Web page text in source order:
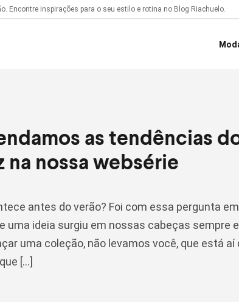
Encontre inspirações para o seu estilo e rotina no Blog Riachuelo.
as tendências
na nossa websérie
antes do verão? Foi com essa pergunta
uma ideia surgiu em nossas cabeças sempre
uma coleção, não levamos você, que está
[…]